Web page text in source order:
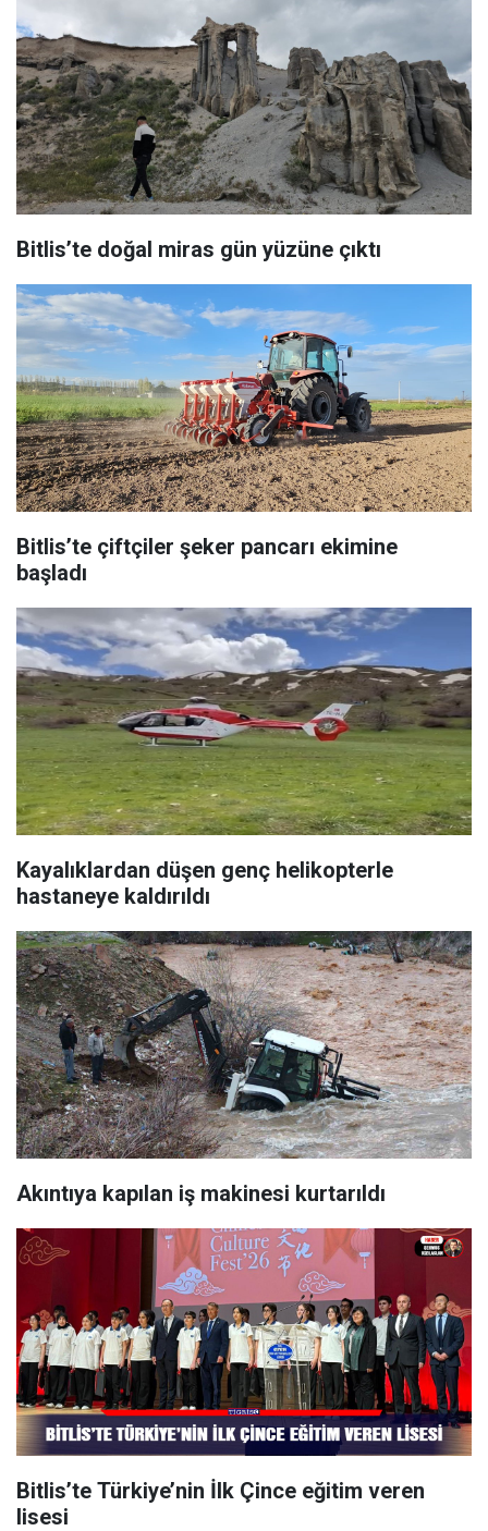
Bitlis’te doğal miras gün yüzüne çıktı
Bitlis’te çiftçiler şeker pancarı ekimine
başladı
Kayalıklardan düşen genç helikopterle
hastaneye kaldırıldı
Akıntıya kapılan iş makinesi kurtarıldı
Bitlis’te Türkiye’nin İlk Çince eğitim veren
lisesi